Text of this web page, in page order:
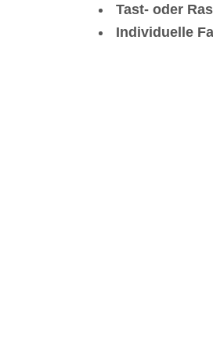
Tast- oder
Individuelle